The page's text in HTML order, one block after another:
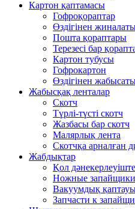
Картон қаптамасы
Гофроқораптар
Өздігінен
Пошта қораптары
Терезесі бар
Картон тубусы
Гофрокартон
Өздігінен
Жабысқақ ленталар
Скотч
Түрлі-түсті скотч
Жазбасы бар скотч
Малярлық лента
Скотчқа арналған
Жабдықтар
Қол
Ножные запайщики
Вакуумдық
Запчасти к